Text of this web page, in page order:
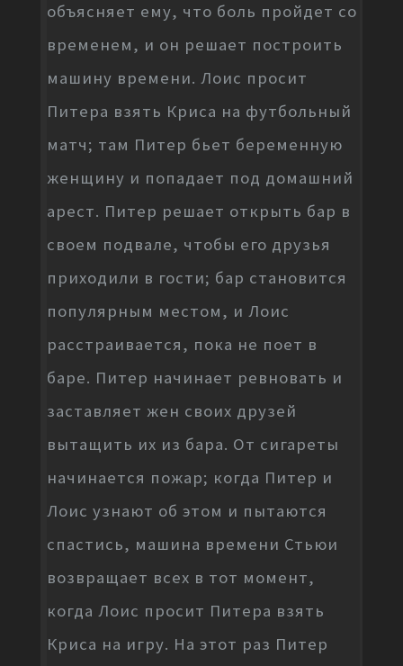
объясняет ему, что боль пройдет со
временем, и он решает построить
машину времени. Лоис просит
Питера взять Криса на футбольный
матч; там Питер бьет беременную
женщину и попадает под домашний
арест. Питер решает открыть бар в
своем подвале, чтобы его друзья
приходили в гости; бар становится
популярным местом, и Лоис
расстраивается, пока не поет в
баре. Питер начинает ревновать и
заставляет жен своих друзей
вытащить их из бара. От сигареты
начинается пожар; когда Питер и
Лоис узнают об этом и пытаются
спастись, машина времени Стьюи
возвращает всех в тот момент,
когда Лоис просит Питера взять
Криса на игру. На этот раз Питер